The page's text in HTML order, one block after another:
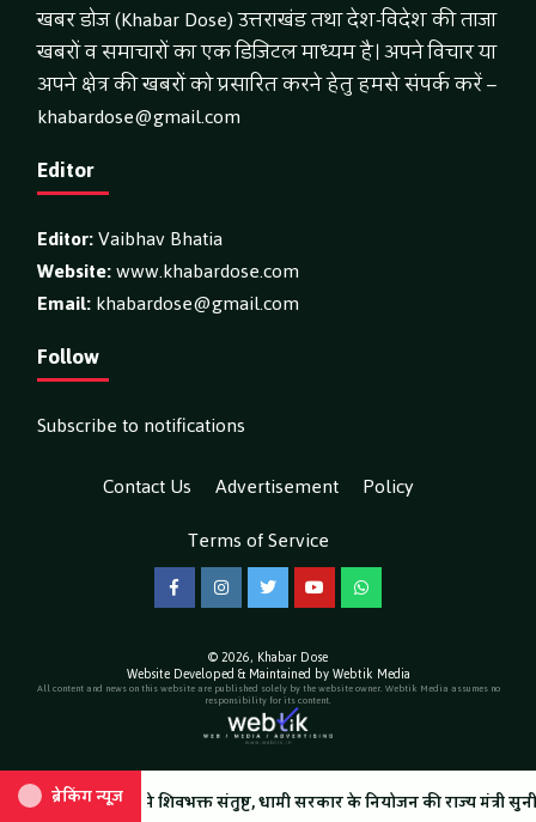
ब्रेकिंग न्यूज़
स्वास्थ्य विभाग की एक्सरसाइज जारी, एक दिन में 30,610 श्रद्धालुओं का मिला
खबर डोज (Khabar Dose) उत्तराखंड तथा देश-विदेश की ताजा
खबरों व समाचारों का एक डिजिटल माध्यम है। अपने विचार या
अपने क्षेत्र की खबरों को प्रसारित करने हेतु हमसे संपर्क करें –
khabardose@gmail.com
Editor
Editor:Vaibhav Bhatia
Website:www.khabardose.com
Email:khabardose@gmail.com
Follow
Subscribe to notifications
Contact Us
Advertisement
Policy
Terms of Service
FacebookInstagramTwitterYouTubeWhatsApp
© 2026, Khabar Dose
Website Developed & Maintained by Webtik Media
All content and news on this website are published solely by the website owner. Webtik Media assumes no
responsibility for its content.
ब्रेकिंग न्यूज़
शिवभक्त संतुष्ट, धामी सरकार के नियोजन की राज्य मंत्री सुनील सैनी ने की